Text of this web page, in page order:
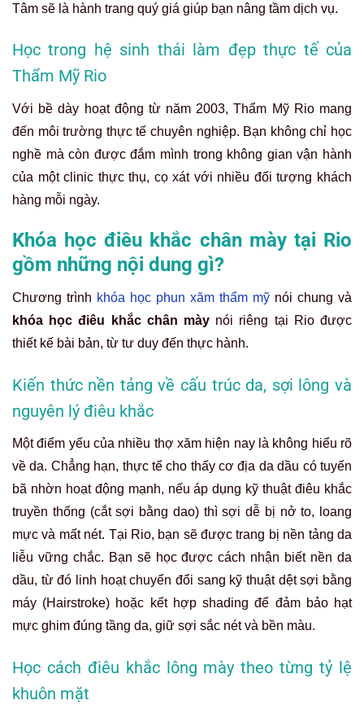
Tâm sẽ là hành trang quý giá giúp bạn nâng tầm dịch vụ.
Học trong hệ sinh thái làm đẹp thực tế của
Thẩm Mỹ Rio
Với bề dày hoạt động từ năm 2003, Thẩm Mỹ Rio mang
đến môi trường thực tế chuyên nghiệp. Bạn không chỉ học
nghề mà còn được đắm mình trong không gian vận hành
của một clinic thực thụ, cọ xát với nhiều đối tượng khách
hàng mỗi ngày.
Khóa học điêu khắc chân mày tại Rio
gồm những nội dung gì?
Chương trình khóa học phun xăm thẩm mỹ nói chung và
khóa học điêu khắc chân mày nói riêng tại Rio được
thiết kế bài bản, từ tư duy đến thực hành.
Kiến thức nền tảng về cấu trúc da, sợi lông và
nguyên lý điêu khắc
Một điểm yếu của nhiều thợ xăm hiện nay là không hiểu rõ
về da. Chẳng hạn, thực tế cho thấy cơ địa da dầu có tuyến
bã nhờn hoạt động mạnh, nếu áp dụng kỹ thuật điêu khắc
truyền thống (cắt sợi bằng dao) thì sợi dễ bị nở to, loang
mực và mất nét. Tại Rio, bạn sẽ được trang bị nền tảng da
liễu vững chắc. Bạn sẽ học được cách nhận biết nền da
dầu, từ đó linh hoạt chuyển đổi sang kỹ thuật dệt sợi bằng
máy (Hairstroke) hoặc kết hợp shading để đảm bảo hạt
mực ghim đúng tầng da, giữ sợi sắc nét và bền màu.
Học cách điêu khắc lông mày theo từng tỷ lệ
khuôn mặt